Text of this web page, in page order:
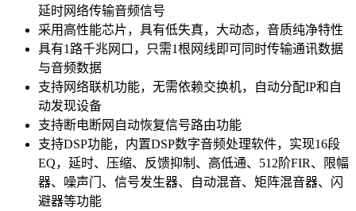
延时网络传输音频信号
采用高性能芯片，具有低失真，大动态，音质纯净特性
具有1路千兆网口，只需1根网线即可同时传输通讯数据
与音频数据
支持网络联机功能，无需依赖交换机，自动分配IP和自
动发现设备
支持断电断网自动恢复信号路由功能
支持DSP功能，内置DSP数字音频处理软件，实现16段
EQ，延时、压缩、反馈抑制、高低通、512阶FIR、限幅
器、噪声门、信号发生器、自动混音、矩阵混音器、闪
避器等功能